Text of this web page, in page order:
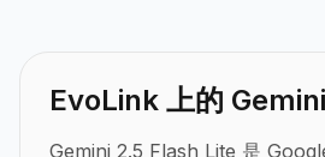
EvoLink 上的
Gemini 2.5 Flash Lite 是